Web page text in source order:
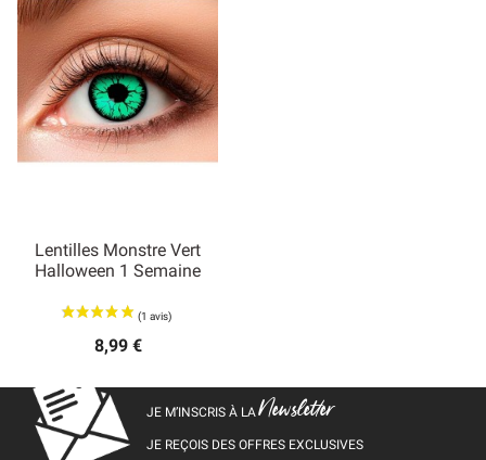
Lentilles Monstre Vert
Halloween 1 Semaine
8,99 €
JE M’INSCRIS À LANewsletter
JE REÇOIS DES OFFRES EXCLUSIVES